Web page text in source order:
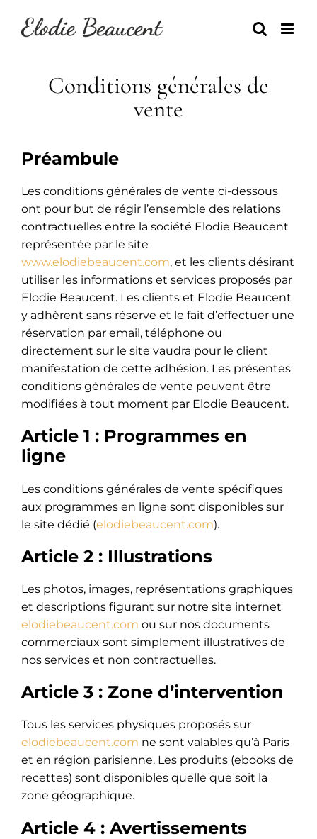
Conditions générales de
vente
Préambule
Les conditions générales de vente ci-dessous
ont pour but de régir l’ensemble des relations
contractuelles entre la société Elodie Beaucent
représentée par le site
www.elodiebeaucent.com, et les clients désirant
utiliser les informations et services proposés par
Elodie Beaucent. Les clients et Elodie Beaucent
y adhèrent sans réserve et le fait d’effectuer une
réservation par email, téléphone ou
directement sur le site vaudra pour le client
manifestation de cette adhésion. Les présentes
conditions générales de vente peuvent être
modifiées à tout moment par Elodie Beaucent.
Article 1 : Programmes en
ligne
Les conditions générales de vente spécifiques
aux programmes en ligne sont disponibles sur
le site dédié (elodiebeaucent.com).
Article 2 : Illustrations
Les photos, images, représentations graphiques
et descriptions figurant sur notre site internet
elodiebeaucent.com ou sur nos documents
commerciaux sont simplement illustratives de
nos services et non contractuelles.
Article 3 : Zone d’intervention
Tous les services physiques proposés sur
elodiebeaucent.com ne sont valables qu’à Paris
et en région parisienne. Les produits (ebooks de
recettes) sont disponibles quelle que soit la
zone géographique.
Article 4 : Avertissements